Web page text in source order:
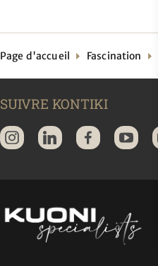
Page d'accueil Fascination
SUIVRE KONTIKI